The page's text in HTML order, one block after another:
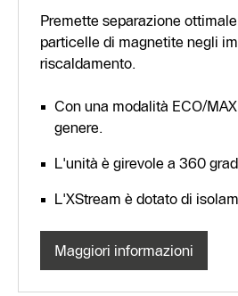
Premette separazione
particelle di magnetite negli
riscaldamento.
Con una modalità ECO/
genere.
L'unità è girevole a 360
L'XStream è dotato di
Maggiori informazioni